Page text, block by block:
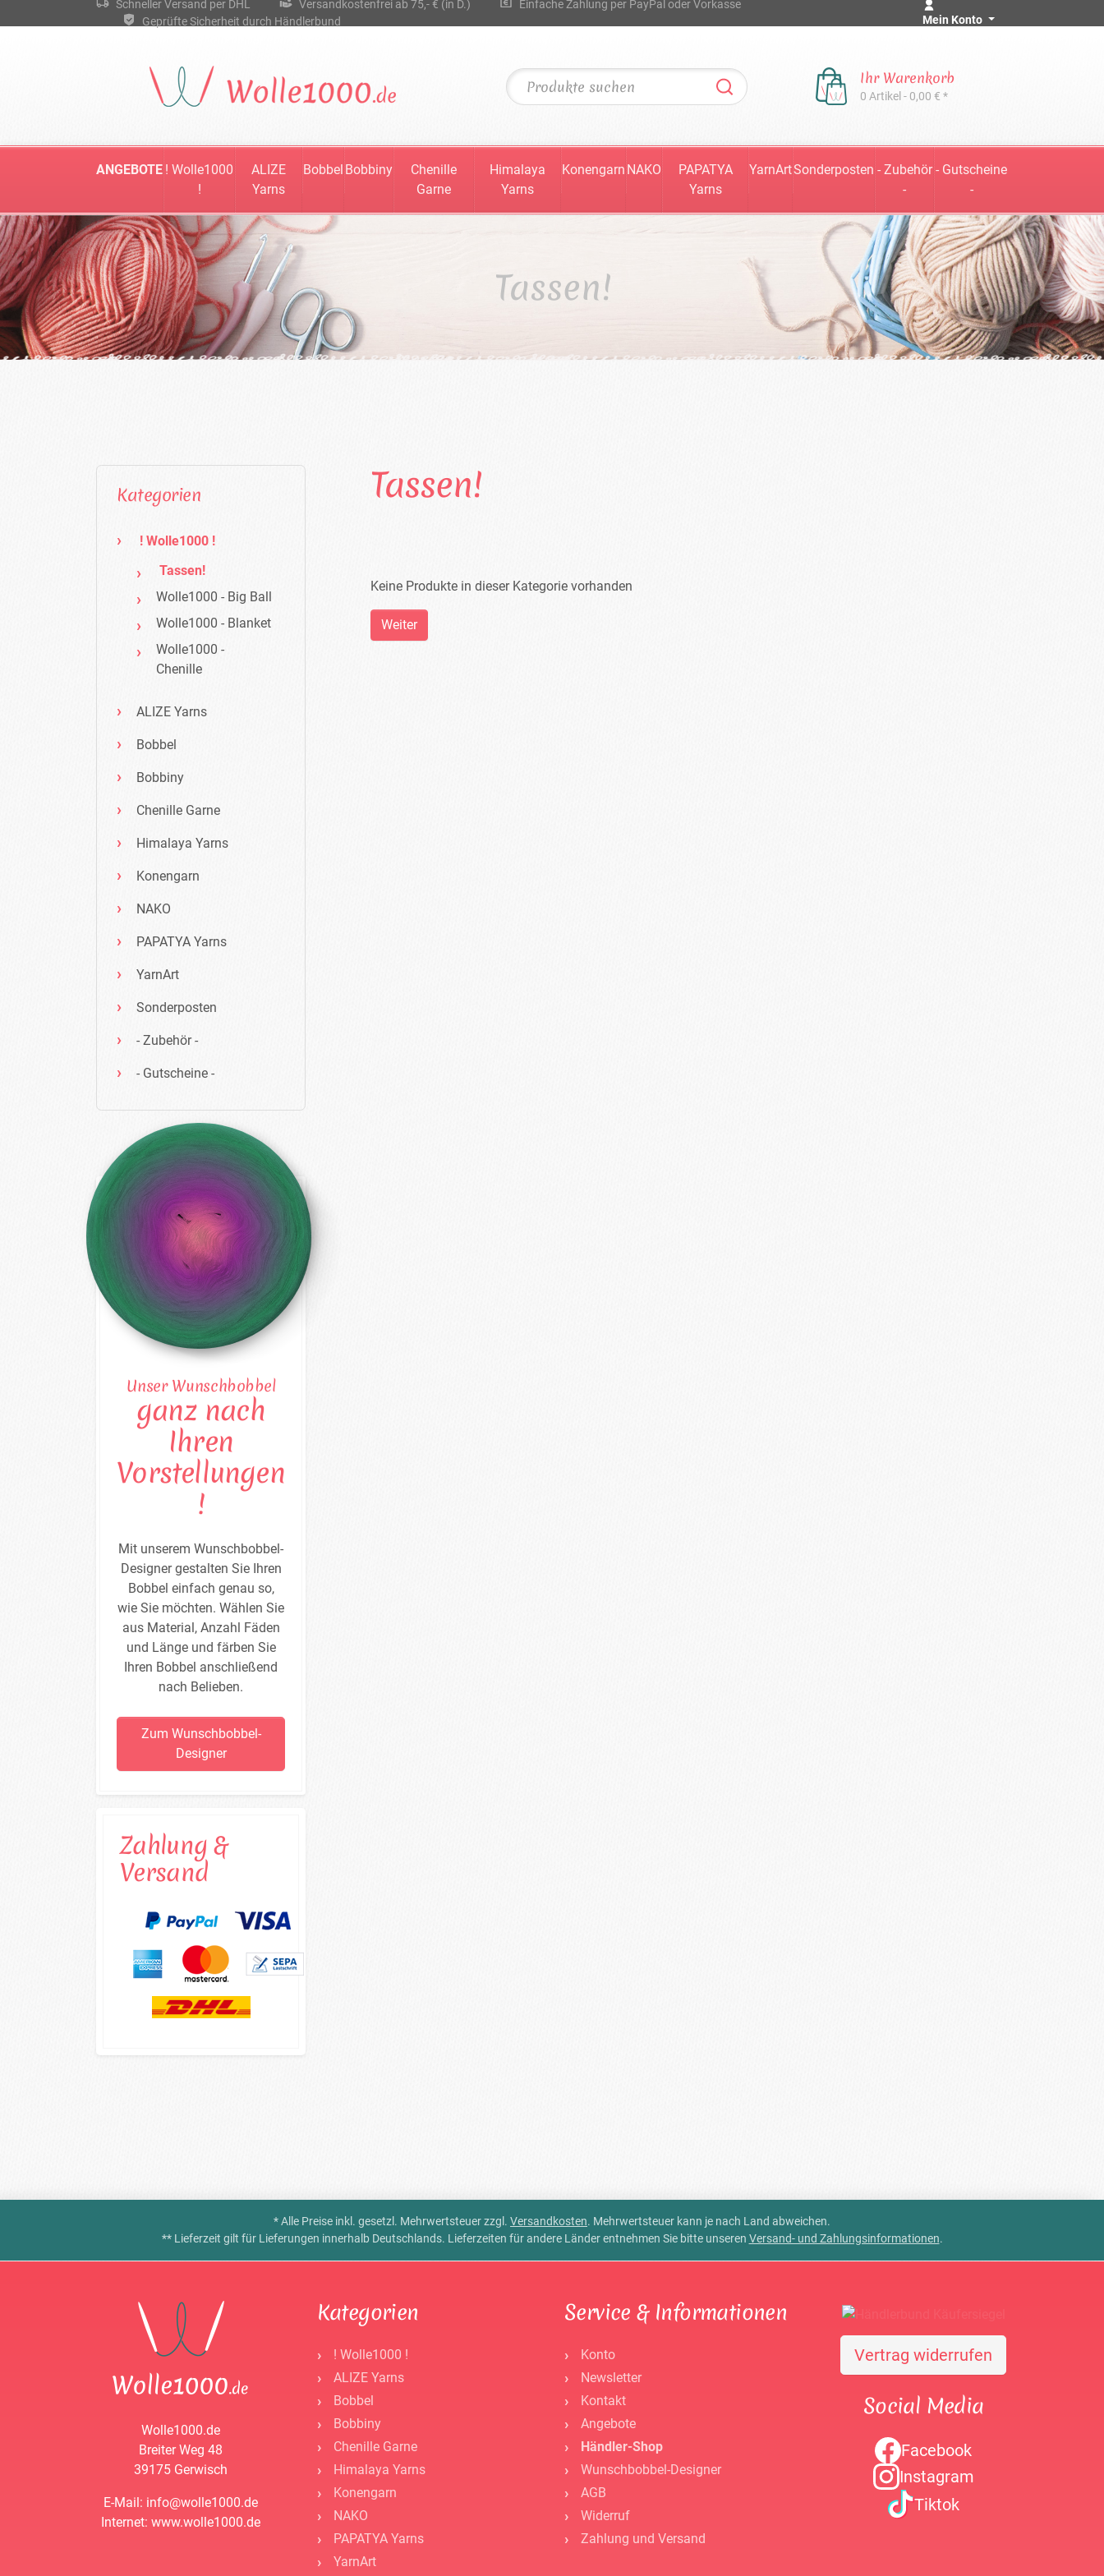
Schneller Versand per DHL Versandkostenfrei ab 75,- € (in D.)
Einfache Zahlung per PayPal oder Vorkasse
Geprüfte Sicherheit durch Händlerbund
Mein Konto
Ihr Warenkorb
0 Artikel - 0,00 € *
ANGEBOTE ! Wolle1000
!
ALIZE
Yarns
Bobbel Bobbiny
Chenille
Garne
Himalaya
Yarns
Konengarn NAKO
PAPATYA
Yarns
YarnArtSonderposten - Zubehör
-
- Gutscheine
-
Tassen!
Tassen!
Keine Produkte in dieser Kategorie vorhanden
Weiter
Kategorien
! Wolle1000 !
Tassen!
Wolle1000 - Big Ball
Wolle1000 - Blanket
Wolle1000 -
Chenille
ALIZE Yarns
Bobbel
Bobbiny
Chenille Garne
Himalaya Yarns
Konengarn
NAKO
PAPATYA Yarns
YarnArt
Sonderposten
- Zubehör -
- Gutscheine -
Unser Wunschbobbel
ganz nach
Ihren
Vorstellungen
!
Mit unserem Wunschbobbel-
Designer gestalten Sie Ihren
Bobbel einfach genau so,
wie Sie möchten. Wählen Sie
aus Material, Anzahl Fäden
und Länge und färben Sie
Ihren Bobbel anschließend
nach Belieben.
Zum Wunschbobbel-
Designer
Zahlung &
Versand
* Alle Preise inkl. gesetzl. Mehrwertsteuer zzgl. Versandkosten. Mehrwertsteuer kann je nach Land abweichen.
** Lieferzeit gilt für Lieferungen innerhalb Deutschlands. Lieferzeiten für andere Länder entnehmen Sie bitte unseren Versand- und Zahlungsinformationen.
Wolle1000.de
Breiter Weg 48
39175 Gerwisch
E-Mail: info@wolle1000.de
Internet: www.wolle1000.de
Kategorien
! Wolle1000 !
ALIZE Yarns
Bobbel
Bobbiny
Chenille Garne
Himalaya Yarns
Konengarn
NAKO
PAPATYA Yarns
YarnArt
Service & Informationen
Konto
Newsletter
Kontakt
Angebote
Händler-Shop
Wunschbobbel-Designer
AGB
Widerruf
Zahlung und Versand
Vertrag widerrufen
Social Media
Facebook
Instagram
Tiktok